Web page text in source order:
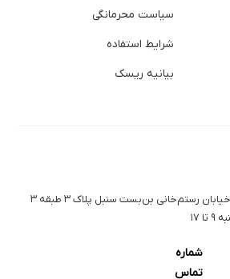
سیاست محرمانگی
شرایط استفاده
بیانیه ریسک
رستم‌خانی بن‌بست سنبل پلاک ۳ طبقه ۳
۱۷
شماره
تماس